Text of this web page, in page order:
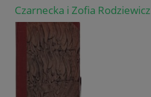
Czarnecka i Zofia Rodziewicz